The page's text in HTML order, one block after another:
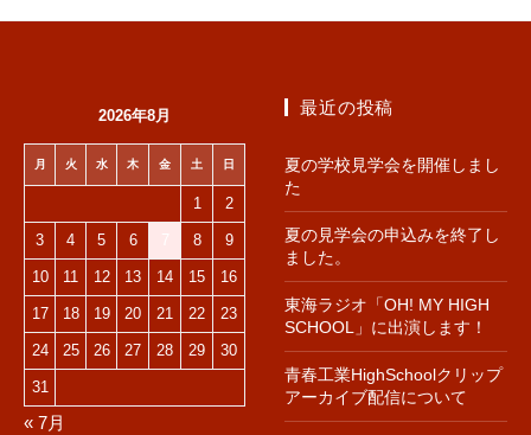
2026年8月
月 火 水 木 金 土 日
1 2
3 4 5 6 8 9
10 11 12 13 14 15 16
17 18 19 20 21 22 23
24 25 26 27 28 29 30
31
« 7月
最近の投稿
夏の学校見学会を開催しまし
た
夏の見学会の申込みを終了し
ました。
東海ラジオ「OH! MY HIGH
SCHOOL」に出演します！
青春工業HighSchoolクリップ
アーカイブ配信について